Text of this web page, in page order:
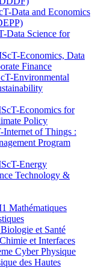
Data and Economics
Data Science for
Economics, Data
Finance
Environmental
Economics for
Policy
of Things :
Program
Energy
Technology &
Mathématiques
et Santé
et Interfaces
Cyber Physique
des Hautes